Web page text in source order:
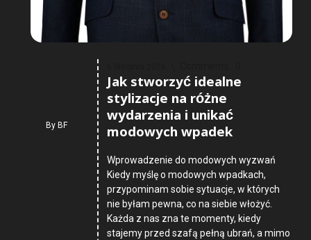
ByBF
Jak stworzyć idealne
stylizacje na różne
wydarzenia i unikać
modowych wpadek
Wprowadzenie do modowych wyzwań
Kiedy myślę o modowych wpadkach,
przypominam sobie sytuacje, w których
nie byłam pewna, co na siebie włożyć.
Każda z nas zna te momenty, kiedy
stajemy przed szafą pełną ubrań, a mimo